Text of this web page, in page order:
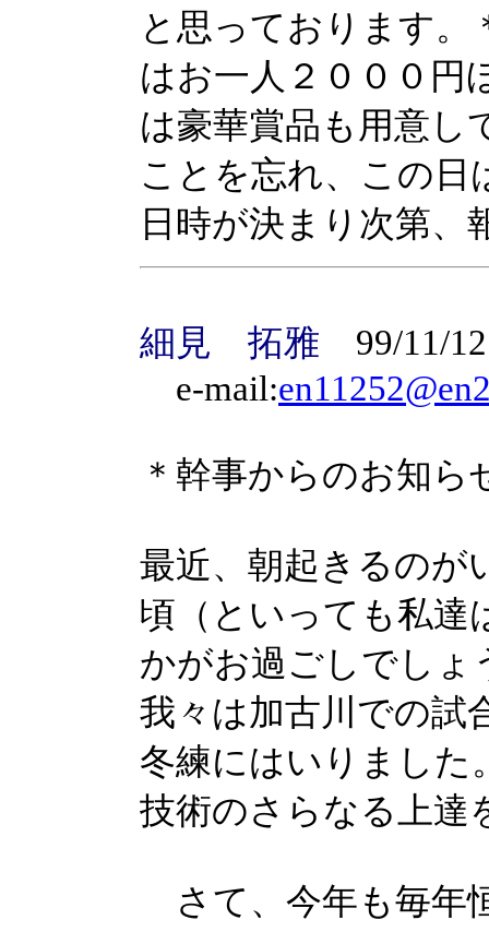
と思っております。
はお一人２０００円
は豪華賞品も用意し
ことを忘れ、この日
日時が決まり次第、
細見 拓雅 99/11/
e-mail:
＊幹事からのお知ら
最近、朝起きるのが
頃（といっても私達
かがお過ごしでしょ
我々は加古川での試
冬練にはいりました
技術のさらなる上達
さて、今年も毎年